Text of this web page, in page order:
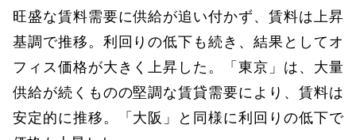
旺盛な賃料需要に供給が追い付かず、賃料は上昇
基調で推移。利回りの低下も続き、結果としてオ
フィス価格が大きく上昇した。「東京」は、大量
供給が続くものの堅調な賃貸需要により、賃料は
安定的に推移。「大阪」と同様に利回りの低下で